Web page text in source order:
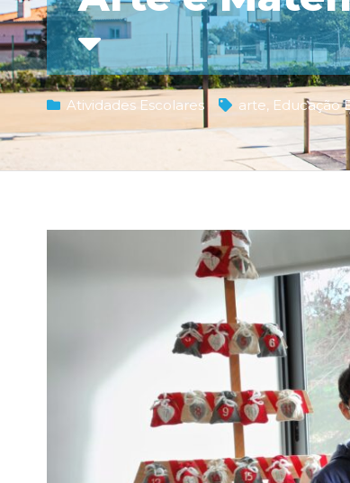
Atividades Escolares arte, Educação